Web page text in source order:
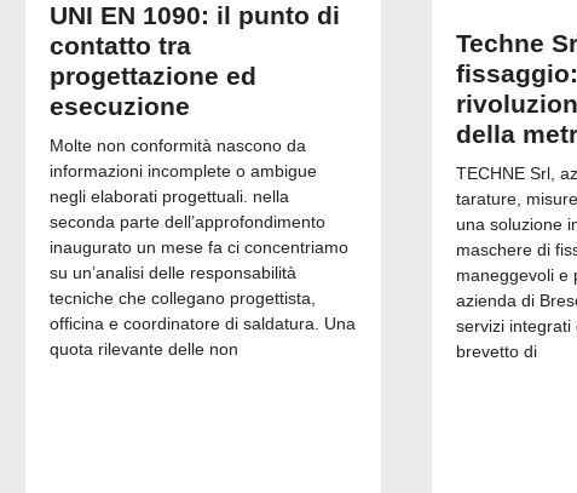
UNI EN 1090: il punto di
contatto tra
progettazione ed
esecuzione
Molte non conformità nascono da
informazioni incomplete o ambigue
negli elaborati progettuali. nella
seconda parte dell’approfondimento
inaugurato un mese fa ci concentriamo
su un’analisi delle responsabilità
tecniche che collegano progettista,
officina e coordinatore di saldatura. Una
quota rilevante delle non
Techne
della
TECHNE Srl,
tarature,
una soluzione
maschere di
maneggevoli e
azienda di
servizi integrati
brevetto di